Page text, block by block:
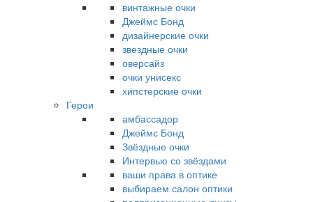
винтажные очки
Джеймс Бонд
дизайнерские очки
звездные очки
оверсайз
очки унисекс
хипстерские очки
Герои
амбассадор
Джеймс Бонд
Звёздные очки
Интервью со звёздами
ваши права в оптике
выбираем салон оптики